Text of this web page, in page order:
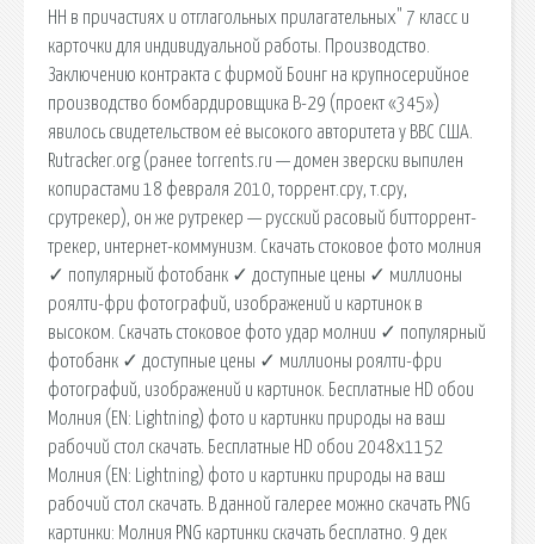
НН в причастиях и отглагольных прилагательных" 7 класс и
карточки для индивидуальной работы. Производство.
Заключению контракта с фирмой Боинг на крупносерийное
производство бомбардировщика В-29 (проект «345»)
явилось свидетельством её высокого авторитета у ВВС США.
Rutracker.org (ранее torrents.ru — домен зверски выпилен
копирастами 18 февраля 2010, торрент.сру, т.сру,
срутрекер), он же рутрекер — русский расовый битторрент-
трекер, интернет-коммунизм. Скачать стоковое фото молния
✓ популярный фотобанк ✓ доступные цены ✓ миллионы
роялти-фри фотографий, изображений и картинок в
высоком. Скачать стоковое фото удар молнии ✓ популярный
фотобанк ✓ доступные цены ✓ миллионы роялти-фри
фотографий, изображений и картинок. Бесплатные HD обои
Молния (EN: Lightning) фото и картинки природы на ваш
рабочий стол скачать. Бесплатные HD обои 2048x1152
Молния (EN: Lightning) фото и картинки природы на ваш
рабочий стол скачать. В данной галерее можно скачать PNG
картинки: Молния PNG картинки скачать бесплатно. 9 дек